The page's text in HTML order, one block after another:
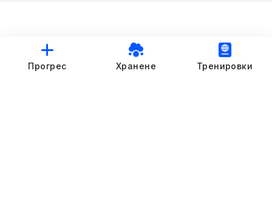
© StankovFit Progress App | 2025
Прогрес Хранене Тренировки